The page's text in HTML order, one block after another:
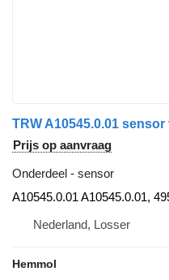
TRW A10545.0.01
Prijs op aanvraag
Onderdeel - sensor
A10545.0.01 A10545.0.01,
Nederland, Losser
Hemmol